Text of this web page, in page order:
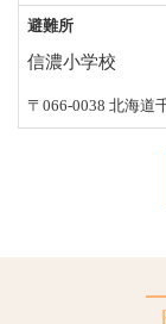
避難所
信濃小学校
〒066-0038 北海